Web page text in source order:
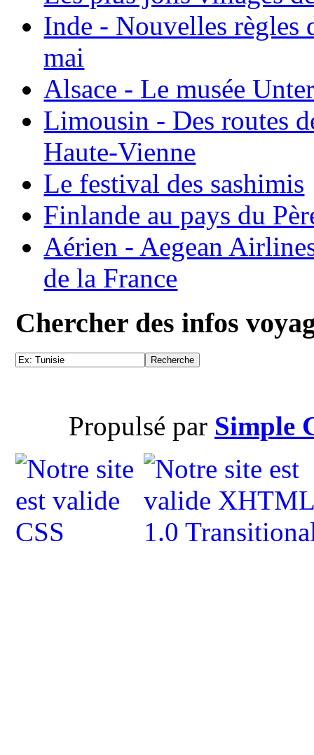
Inde - Nouvelles règles
mai
Alsace - Le musée
Limousin - Des routes
Haute-Vienne
Le festival des sashimis
Finlande au pays du
Aérien - Aegean
de la France
Chercher des infos
Propulsé par Simple